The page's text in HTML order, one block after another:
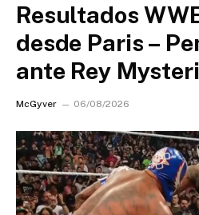
Resultados
desde Paris –
ante Rey
McGyver 06/08/2026